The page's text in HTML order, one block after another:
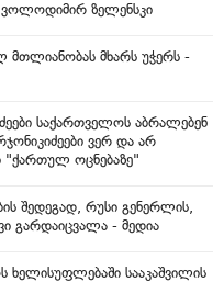
ვოლოდიმირ ზელენსკი
მთლიანობას მხარს უჭერს -
საქართველოს აბრალებენ
ვერ და არ
"ქართულ ოცნებაზე"
შედეგად, რუსი გენერლის,
გარდაიცვალა - მედია
ხელისუფლებაში სააკაშვილის